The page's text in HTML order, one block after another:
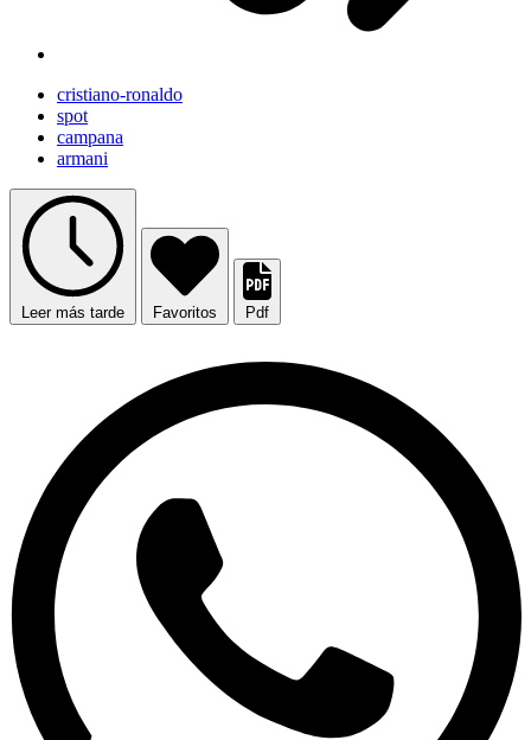
cristiano-ronaldo
spot
campana
armani
Leer más tarde Favoritos Pdf